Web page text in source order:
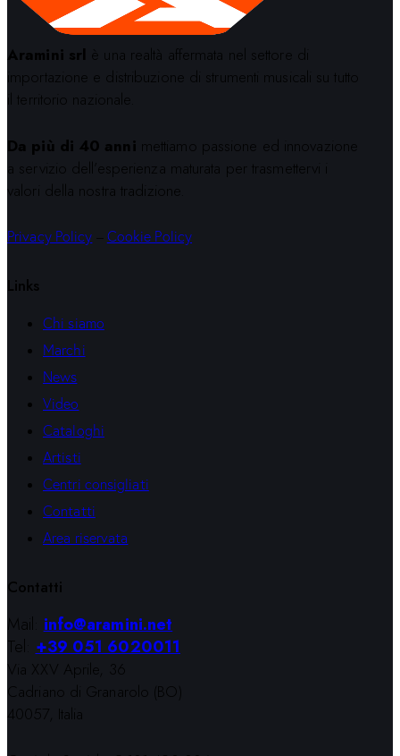
Aramini srl è una realtà affermata nel settore di
importazione e distribuzione di strumenti musicali su tutto
il territorio nazionale.
Da più di 40 anni mettiamo passione ed innovazione
a servizio dell’esperienza maturata per trasmettervi i
valori della nostra tradizione.
Privacy Policy Cookie Policy
Links
Chi siamo
Marchi
News
Video
Cataloghi
Artisti
Centri consigliati
Contatti
Area riservata
Contatti
Mail:info@aramini.net
Tel:+39 051 6020011
Via XXV Aprile, 36
Cadriano di Granarolo (BO)
40057, Italia